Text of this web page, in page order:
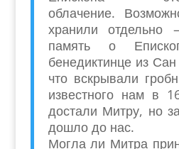
облачение.
хранили
память о
бенедиктинце из
что вскрывали
известного нам в
достали Митру, но
дошло до нас.
Могла ли Митра